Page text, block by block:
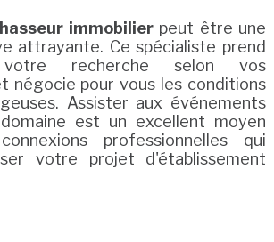
immobilier peut être une
attrayante. Ce spécialiste prend
recherche selon vos
négocie pour vous les conditions
Assister aux événements
est un excellent moyen
professionnelles qui
votre projet d'établissement